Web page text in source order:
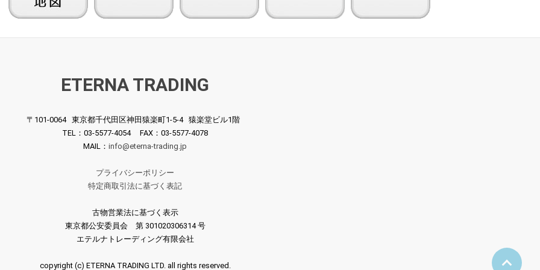
/ ホロヴィッツ・ア (pf) / ドビュッシー:Pf作
品集/版画, 12の練習曲
ク組曲(全4曲) 他
¥ 3,850
ィッツ(pf) / クレメンテ
他
¥ 2,200
ETERNA TRADING
〒101-0064 東京都千代田区神田猿楽町1-5-4猿楽堂ビル1階
TEL：03-5577-4054 FAX：03-5577-4078
MAIL： info@eterna-trading.jp
プライバシーポリシー
特定商取引法に基づく表記
古物営業法に基づく表示
東京都公安委員会 第 301020306314 号
エテルナトレーディング有限会社
copyright (c) ETERNA TRADING LTD. all rights reserved.